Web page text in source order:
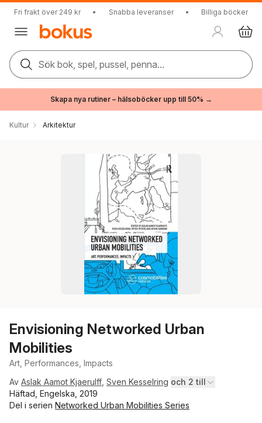
Fri frakt över 249 kr • Snabba leveranser • Billiga böcker
Sök bok, spel, pussel, penna...
Skapa nya rutiner – hälsoböcker upp till 50% →
Kultur Arkitektur
Envisioning Networked Urban
Mobilities
Art, Performances, Impacts
Av Aslak Aamot Kjaerulff Sven Kesselring och 2 till
Häftad, Engelska, 2019
Del i serien Networked Urban Mobilities Series